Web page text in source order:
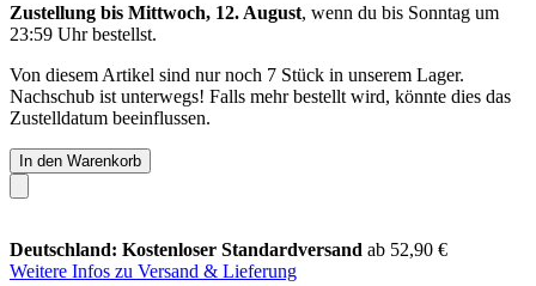
Zustellung bis Mittwoch, 12. August, wenn du bis Sonntag um
23:59 Uhrbestellst.
Von diesem Artikel sind nur noch 7 Stück in unserem Lager.
Nachschub ist unterwegs! Falls mehr bestellt wird, könnte dies das
Zustelldatum beeinflussen.
In den Warenkorb
Deutschland: Kostenloser Standardversand ab 52,90 €
Weitere Infos zu Versand & Lieferung